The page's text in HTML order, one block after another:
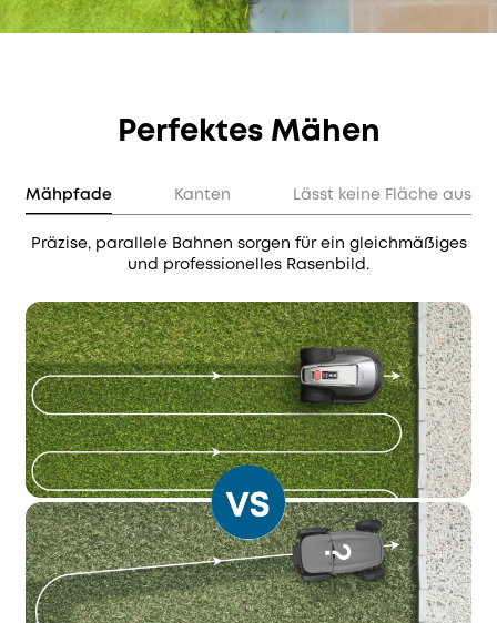
Perfektes Mähen
Mähpfade Kanten Lässt keine Fläche aus
Präzise, parallele Bahnen sorgen für ein gleichmäßiges
und professionelles Rasenbild.